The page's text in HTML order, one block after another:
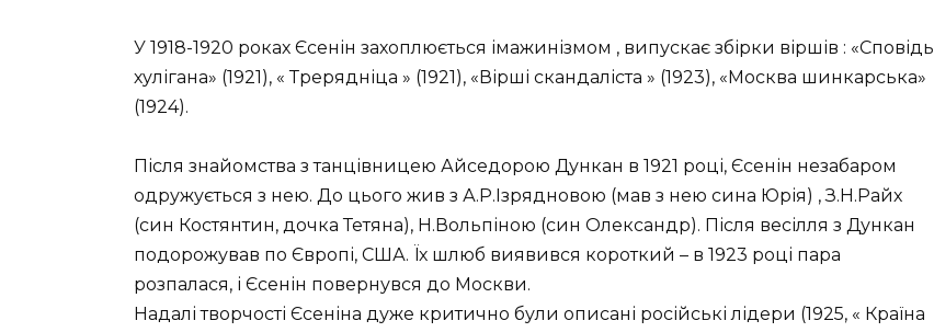
У 1918-1920 роках Єсенін захоплюється імажинізмом , випускає збірки віршів : «Сповідь
хулігана» (1921), « Трерядніца » (1921), «Вірші скандаліста » (1923), «Москва шинкарська»
(1924).
Після знайомства з танцівницею Айседорою Дункан в 1921 році, Єсенін незабаром
одружується з нею. До цього жив з А.Р.Ізрядновою (мав з нею сина Юрія) , З.Н.Райх
(син Костянтин, дочка Тетяна), Н.Вольпіною (син Олександр). Після весілля з Дункан
подорожував по Європі, США. Їх шлюб виявився короткий – в 1923 році пара
розпалася, і Єсенін повернувся до Москви.
Надалі творчості Єсеніна дуже критично були описані російські лідери (1925, « Країна